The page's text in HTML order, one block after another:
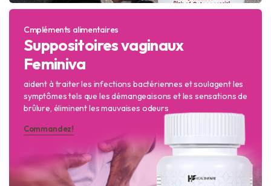
Cmpléments alimentaires
Suppositoires vaginaux
Feminiva
aident à traiter les infections bactériennes et soulagent les
symptômes tels que les démangeaisons et les sensations de
brûlure, éliminent les mauvaises odeurs
Commandez!